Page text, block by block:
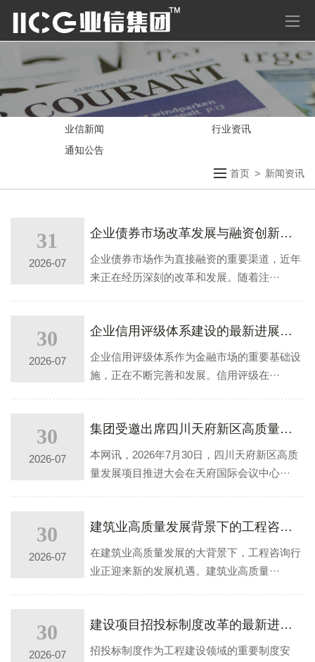
业信新闻
行业资讯
通知公告
首页 > 新闻资讯
31
2026-07
企业债券市场改革发展与融资创新趋势
企业债券市场作为直接融资的重要渠道，近年
来正在经历深刻的改革和发展。随着注···
30
2026-07
企业信用评级体系建设的最新进展与趋势
企业信用评级体系作为金融市场的重要基础设
施，正在不断完善和发展。信用评级在···
30
2026-07
集团受邀出席四川天府新区高质量发挥在那项目推进大会
本网讯，2026年7月30日，四川天府新区高质
量发展项目推进大会在天府国际会议中心···
30
2026-07
建筑业高质量发展背景下的工程咨询新机遇
在建筑业高质量发展的大背景下，工程咨询行
业正迎来新的发展机遇。建筑业高质量···
30
2026-07
建设项目招投标制度改革的最新进展与趋势
招投标制度作为工程建设领域的重要制度安